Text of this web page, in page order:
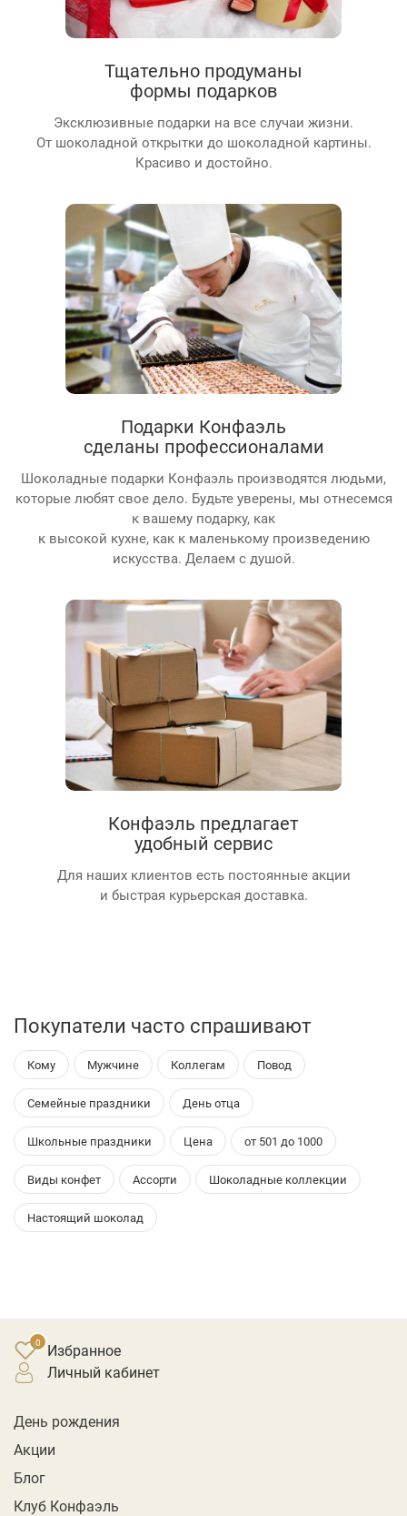
Тщательно продуманы
формы подарков
Эксклюзивные подарки на все случаи жизни.
От шоколадной открытки до шоколадной картины.
Красиво и достойно.
Подарки Конфаэль
сделаны профессионалами
Шоколадные подарки Конфаэль производятся людьми,
которые любят свое дело. Будьте уверены, мы отнесемся
к вашему подарку, как
к высокой кухне, как к маленькому произведению
искусства. Делаем с душой.
Конфаэль предлагает
удобный сервис
Для наших клиентов есть постоянные акции
и быстрая курьерская доставка.
Покупатели часто спрашивают
Кому Мужчине Коллегам Повод
Семейные праздники День отца
Школьные праздники Цена от 501 до 1000
Виды конфет Ассорти Шоколадные коллекции
Настоящий шоколад
Избранное
личный кабинет
День рождения
Акции
Блог
Клуб Конфаэль